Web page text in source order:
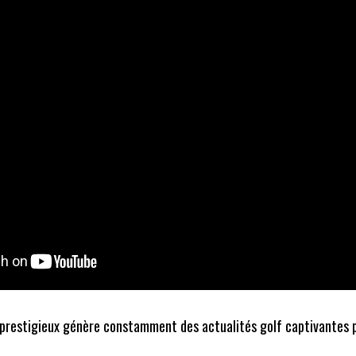
génère constamment des actualités golf captivantes